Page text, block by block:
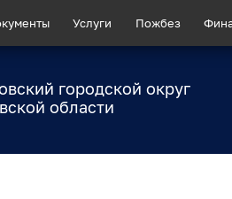
Услуги Пожбез
городской округ
области